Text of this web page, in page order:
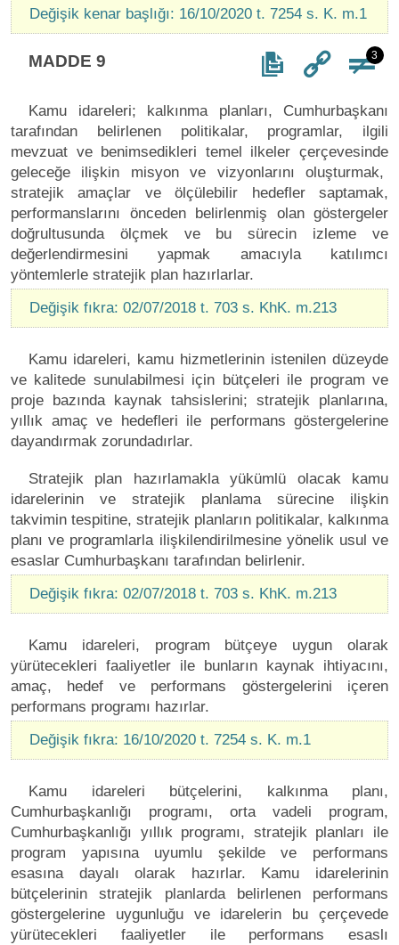
Değişik kenar başlığı: 16/10/2020 t. 7254 s. K. m.1
MADDE 9 3
Kamu idareleri; kalkınma planları, Cumhurbaşkanı
tarafından belirlenen politikalar, programlar, ilgili
mevzuat ve benimsedikleri temel ilkeler çerçevesinde
geleceğe ilişkin misyon ve vizyonlarını oluşturmak,
stratejik amaçlar ve ölçülebilir hedefler saptamak,
performanslarını önceden belirlenmiş olan göstergeler
doğrultusunda ölçmek ve bu sürecin izleme ve
değerlendirmesini yapmak amacıyla katılımcı
yöntemlerle stratejik plan hazırlarlar.
Değişik fıkra: 02/07/2018 t. 703 s. KhK. m.213
Kamu idareleri, kamu hizmetlerinin istenilen düzeyde
ve kalitede sunulabilmesi için bütçeleri ile program ve
proje bazında kaynak tahsislerini; stratejik planlarına,
yıllık amaç ve hedefleri ile performans göstergelerine
dayandırmak zorundadırlar.
Stratejik plan hazırlamakla yükümlü olacak kamu
idarelerinin ve stratejik planlama sürecine ilişkin
takvimin tespitine, stratejik planların politikalar, kalkınma
planı ve programlarla ilişkilendirilmesine yönelik usul ve
esaslar Cumhurbaşkanı tarafından belirlenir.
Değişik fıkra: 02/07/2018 t. 703 s. KhK. m.213
Kamu idareleri, program bütçeye uygun olarak
yürütecekleri faaliyetler ile bunların kaynak ihtiyacını,
amaç, hedef ve performans göstergelerini içeren
performans programı hazırlar.
Değişik fıkra: 16/10/2020 t. 7254 s. K. m.1
Kamu idareleri bütçelerini, kalkınma planı,
Cumhurbaşkanlığı programı, orta vadeli program,
Cumhurbaşkanlığı yıllık programı, stratejik planları ile
program yapısına uyumlu şekilde ve performans
esasına dayalı olarak hazırlar. Kamu idarelerinin
bütçelerinin stratejik planlarda belirlenen performans
göstergelerine uygunluğu ve idarelerin bu çerçevede
yürütecekleri faaliyetler ile performans esaslı